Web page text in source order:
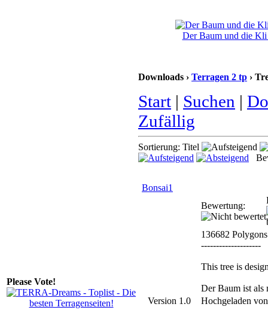
Please Vote!
Der Baum und die Kli
Downloads › Terragen 2 tp ›
Start | Suchen |
Zufällig
Sortierung: Titel
Bonsai1
Bewertung:
136682 Polygons
--------------------
This tree is
Der Baum ist als
Version 1.0
Hochgeladen